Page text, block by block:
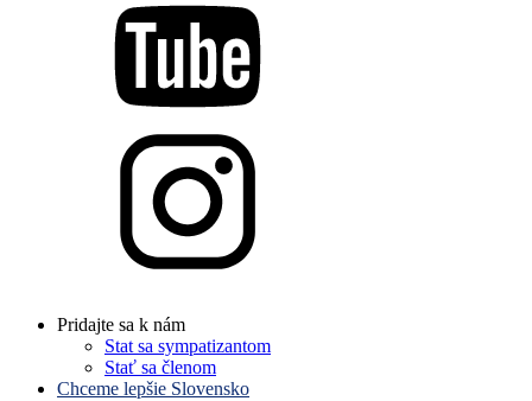
Pridajte sa k nám
Stat sa sympatizantom
Stať sa členom
Chceme lepšie Slovensko